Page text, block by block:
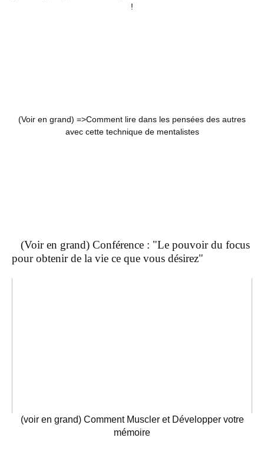
!
(Voir en grand) =>Comment lire dans les pensées des autres
avec cette technique de mentalistes
(Voir en grand) Conférence : "Le pouvoir du focus
pour obtenir de la vie ce que vous désirez"
(voir en grand) Comment Muscler et Développer votre
mémoire